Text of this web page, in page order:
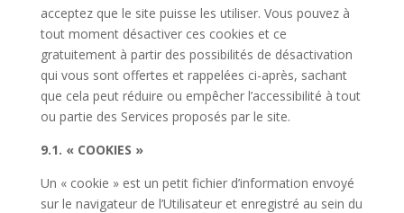
acceptez que le site puisse les utiliser. Vous pouvez à
tout moment désactiver ces cookies et ce
gratuitement à partir des possibilités de désactivation
qui vous sont offertes et rappelées ci-après, sachant
que cela peut réduire ou empêcher l’accessibilité à tout
ou partie des Services proposés par le site.
9.1. « COOKIES »
Un « cookie » est un petit fichier d’information envoyé
sur le navigateur de l’Utilisateur et enregistré au sein du